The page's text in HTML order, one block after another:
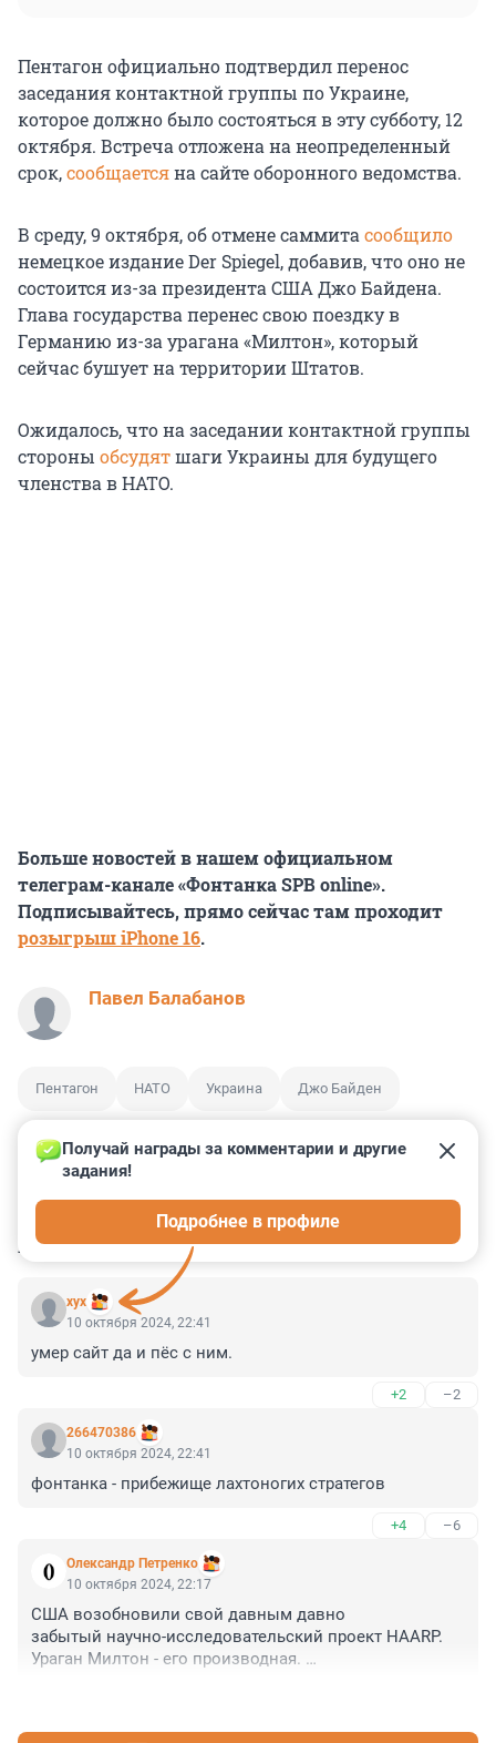
Пентагон официально подтвердил перенос
заседания контактной группы по Украине,
которое должно было состояться в эту субботу, 12
октября. Встреча отложена на неопределенный
срок,сообщаетсяна сайте оборонного ведомства.
В среду, 9 октября, об отмене саммита сообщило
немецкое издание Der Spiegel, добавив, что оно не
состоится из-за президента США Джо Байдена.
Глава государства перенес свою поездку в
Германию из-за урагана «Милтон», который
сейчас бушует на территории Штатов.
Ожидалось, что на заседании контактной группы
стороны обсудятшаги Украины для будущего
членства в НАТО.
Больше новостей в нашем официальном
телеграм-канале «Фонтанка SPB online».
Подписывайтесь, прямо сейчас там проходит
розыгрыш iPhone 16.
Павел Балабанов
Пентагон НАТО Украина Джо Байден
КОММЕНТАРИИ 7
хух
Получай награды за комментарии и другие
задания!
Подробнее в профиле
10 октября 2024, 22:41
умер сайт да и пёс с ним.
+2 –2
266470386
10 октября 2024, 22:41
фонтанка - прибежище лахтоногих стратегов
+4 –6
Олександр Петренко
10 октября 2024, 22:17
США возобновили свой давным давно
забытый научно-исследовательский проект HAARP.
Ураган Милтон - его производная.